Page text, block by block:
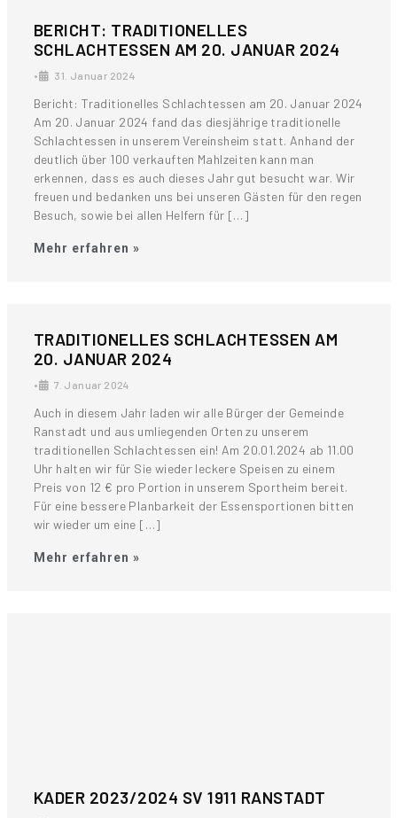
BERICHT: TRADITIONELLES
SCHLACHTESSEN AM 20. JANUAR 2024
• 31. Januar 2024
Bericht: Traditionelles Schlachtessen am 20. Januar 2024
Am 20. Januar 2024 fand das diesjährige traditionelle
Schlachtessen in unserem Vereinsheim statt. Anhand der
deutlich über 100 verkauften Mahlzeiten kann man
erkennen, dass es auch dieses Jahr gut besucht war. Wir
freuen und bedanken uns bei unseren Gästen für den regen
Besuch, sowie bei allen Helfern für […]
Mehr erfahren »
TRADITIONELLES SCHLACHTESSEN AM
20. JANUAR 2024
• 7. Januar 2024
Auch in diesem Jahr laden wir alle Bürger der Gemeinde
Ranstadt und aus umliegenden Orten zu unserem
traditionellen Schlachtessen ein! Am 20.01.2024 ab 11.00
Uhr halten wir für Sie wieder leckere Speisen zu einem
Preis von 12 € pro Portion in unserem Sportheim bereit.
Für eine bessere Planbarkeit der Essensportionen bitten
wir wieder um eine […]
Mehr erfahren »
KADER 2023/2024 SV 1911 RANSTADT